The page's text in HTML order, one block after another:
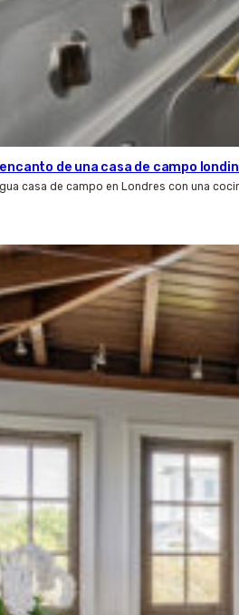
de una casa de campo
casa de campo en Londres con una